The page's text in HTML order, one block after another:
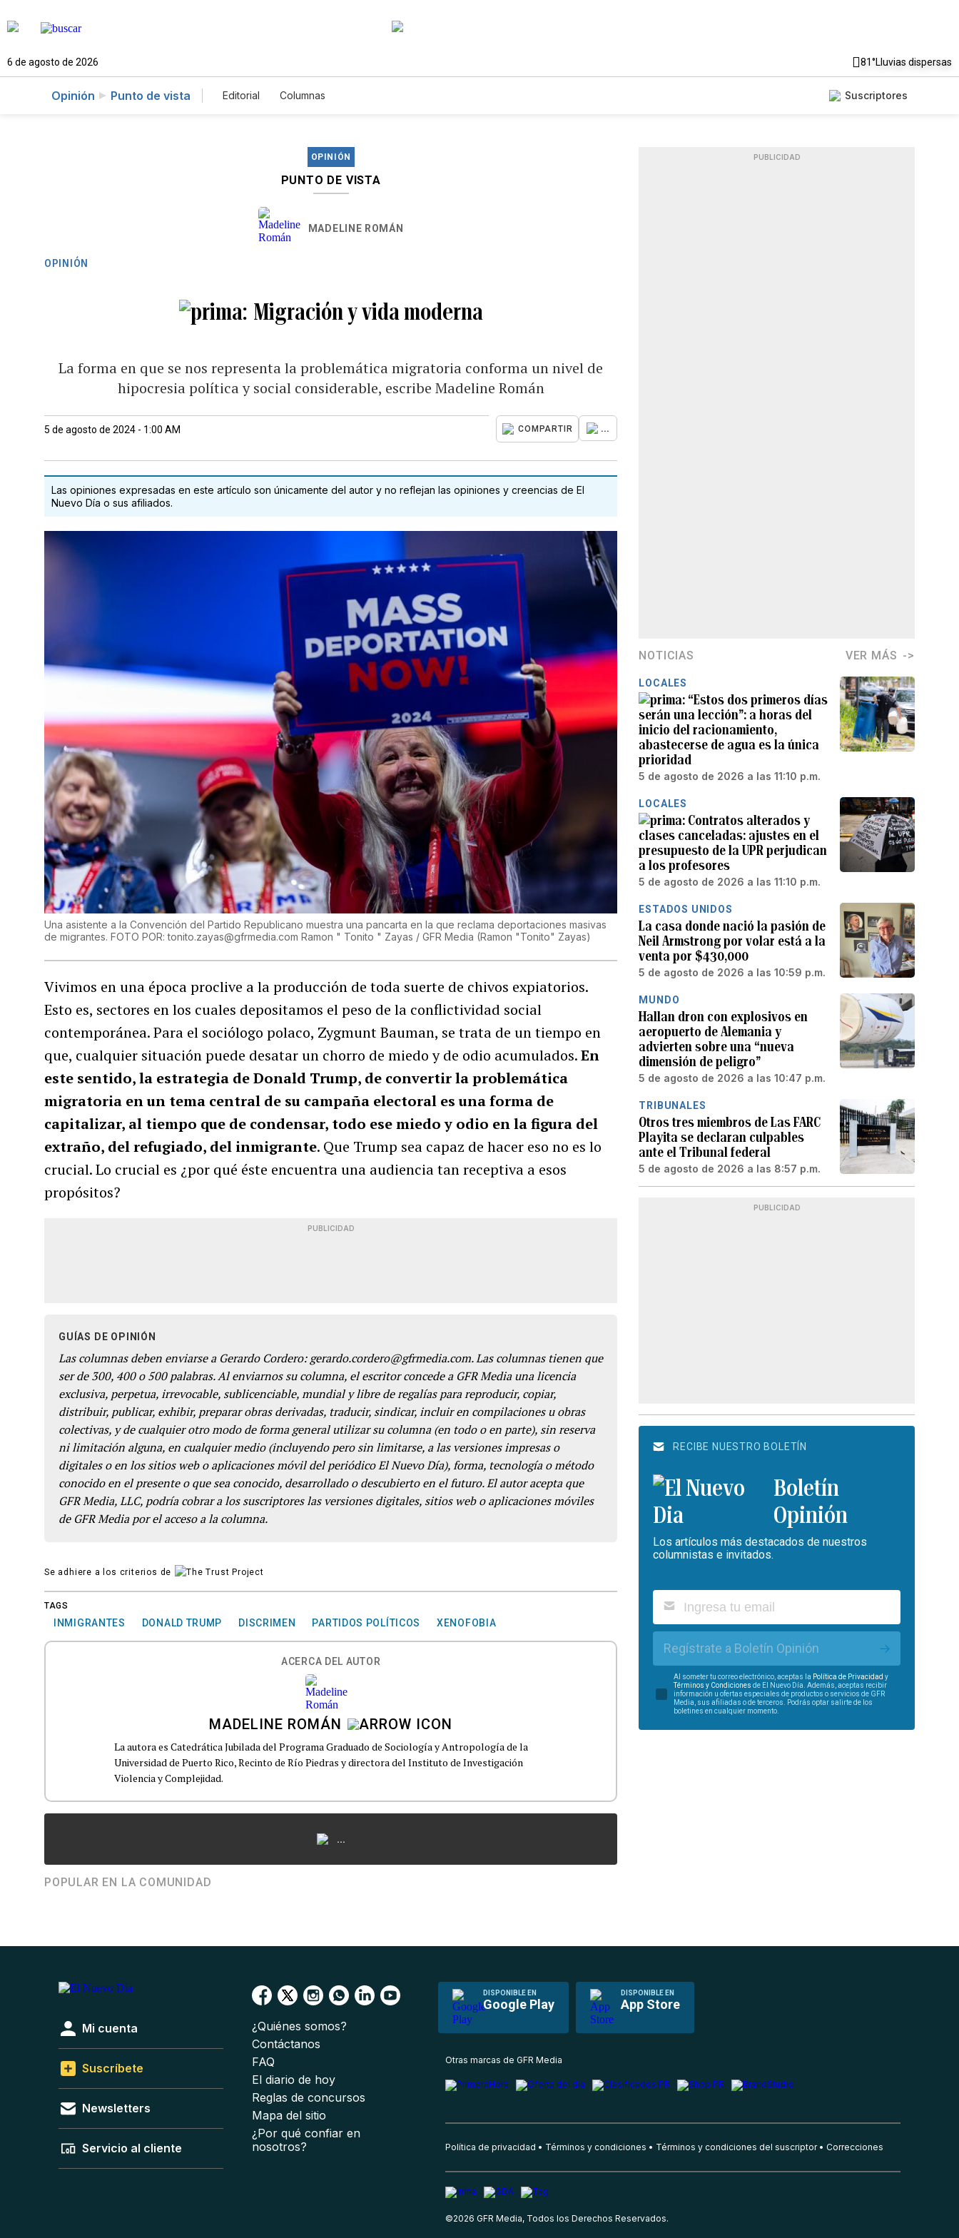
6 de agosto de 2026 81°Lluvias dispersas
Opinión Punto de vista Editorial Columnas Suscriptores
OPINIÓN
PUNTO DE VISTA
MADELINE ROMÁN
OPINIÓN
Migración y vida moderna
La forma en que se nos representa la problemática migratoria conforma un nivel de
hipocresia política y social considerable, escribe Madeline Román
5 de agosto de 2024 - 1:00 AM COMPARTIR ...
Las opiniones expresadas en este artículo son únicamente del autor y no reflejan las opiniones y creencias de El
Nuevo Día o sus afiliados.
Una asistente a la Convención del Partido Republicano muestra una pancarta en la que reclama deportaciones masivas
de migrantes. FOTO POR: tonito.zayas@gfrmedia.com Ramon " Tonito " Zayas / GFR Media (Ramon "Tonito" Zayas)
Vivimos en una época proclive a la producción de toda suerte de chivos expiatorios.
Esto es, sectores en los cuales depositamos el peso de la conflictividad social
contemporánea. Para el sociólogo polaco, Zygmunt Bauman, se trata de un tiempo en
que, cualquier situación puede desatar un chorro de miedo y de odio acumulados.En
este sentido, la estrategia de Donald Trump, de convertir la problemática
migratoria en un tema central de su campaña electoral es una forma de
capitalizar, al tiempo que de condensar, todo ese miedo y odio en la figura del
extraño, del refugiado, del inmigrante. Que Trump sea capaz de hacer eso no es lo
crucial. Lo crucial es ¿por qué éste encuentra una audiencia tan receptiva a esos
propósitos?
PUBLICIDAD
GUÍAS DE OPINIÓN
Las columnas deben enviarse a Gerardo Cordero: gerardo.cordero@gfrmedia.com. Las columnas tienen que
ser de 300, 400 o 500 palabras. Al enviarnos su columna, el escritor concede a GFR Media una licencia
exclusiva, perpetua, irrevocable, sublicenciable, mundial y libre de regalías para reproducir, copiar,
distribuir, publicar, exhibir, preparar obras derivadas, traducir, sindicar, incluir en compilaciones u obras
colectivas, y de cualquier otro modo de forma general utilizar su columna (en todo o en parte), sin reserva
ni limitación alguna, en cualquier medio (incluyendo pero sin limitarse, a las versiones impresas o
digitales o en los sitios web o aplicaciones móvil del periódico El Nuevo Día), forma, tecnología o método
conocido en el presente o que sea conocido, desarrollado o descubierto en el futuro. El autor acepta que
GFR Media, LLC, podría cobrar a los suscriptores las versiones digitales, sitios web o aplicaciones móviles
de GFR Media por el acceso a la columna.
Se adhiere a los criterios de
TAGS
INMIGRANTES DONALD TRUMP DISCRIMEN PARTIDOS POLÍTICOS XENOFOBIA
ACERCA DEL AUTOR
MADELINE ROMÁN
La autora es Catedrática Jubilada del Programa Graduado de Sociología y Antropología de la
Universidad de Puerto Rico, Recinto de Río Piedras y directora del Instituto de Investigación
Violencia y Complejidad.
...
POPULAR EN LA COMUNIDAD
PUBLICIDAD
NOTICIAS VER MÁS
LOCALES
“Estos dos primeros días
serán una lección”: a horas del
inicio del racionamiento,
abastecerse de agua es la única
prioridad
5 de agosto de 2026 a las 11:10 p.m.
LOCALES
Contratos alterados y
clases canceladas: ajustes en el
presupuesto de la UPR perjudican
a los profesores
5 de agosto de 2026 a las 11:10 p.m.
ESTADOS UNIDOS
La casa donde nació la pasión de
Neil Armstrong por volar está a la
venta por $430,000
5 de agosto de 2026 a las 10:59 p.m.
MUNDO
Hallan dron con explosivos en
aeropuerto de Alemania y
advierten sobre una “nueva
dimensión de peligro”
5 de agosto de 2026 a las 10:47 p.m.
TRIBUNALES
Otros tres miembros de Las FARC
Playita se declaran culpables
ante el Tribunal federal
5 de agosto de 2026 a las 8:57 p.m.
PUBLICIDAD
RECIBE NUESTRO BOLETÍN
Boletín
Opinión
Los artículos más destacados de nuestros
columnistas e invitados.
Regístrate a Boletín Opinión
Al someter tu correo electrónico, aceptas la Política de Privacidad y
Términos y Condiciones de El Nuevo Día. Además, aceptas recibir
información u ofertas especiales de productos o servicios de GFR
Media, sus afiliadas o de terceros. Podrás optar salirte de los
boletines en cualquier momento.
DISPONIBLE EN
Google Play
DISPONIBLE EN
App Store
Mi cuenta
Suscríbete
Newsletters
Servicio al cliente
¿Quiénes somos?
Contáctanos
FAQ
El diario de hoy
Reglas de concursos
Mapa del sitio
¿Por qué confiar en
nosotros?
Otras marcas de GFR Media
Política de privacidad Términos y condiciones Términos y condiciones del suscriptor Correcciones
©2026 GFR Media, Todos los Derechos Reservados.